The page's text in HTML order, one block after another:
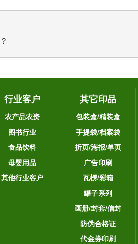
行业客户
农产品农资
图书行业
食品饮料
母婴用品
其他行业客户
其它印品
包装盒/精装盒
手提袋/档案袋
折页/海报/单页
广告印刷
瓦楞/彩箱
罐子系列
画册/封套/信封
防伪合格证
代金券印刷